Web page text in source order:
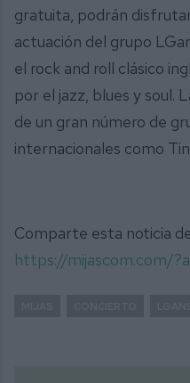
gratuita, podrán
actuación del grupo
el rock and roll clásico
por el jazz, blues y soul.
de un gran número de
internacionales como
Comparte esta noticia
https://mijascom.com/